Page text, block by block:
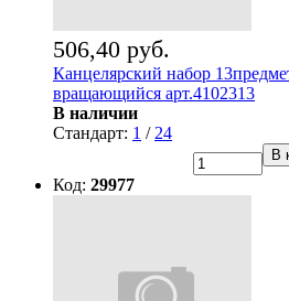
506,40 руб.
Канцелярский набор
вращающийся арт.4102313
В наличии
Стандарт: 1 / 24
В
Код: 29977